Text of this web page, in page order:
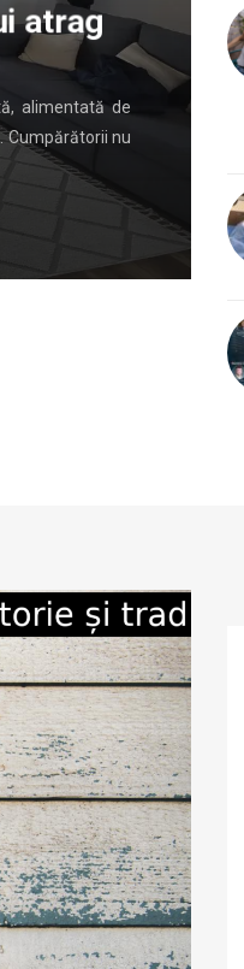
atrag
alimentată de
Cumpărătorii nu